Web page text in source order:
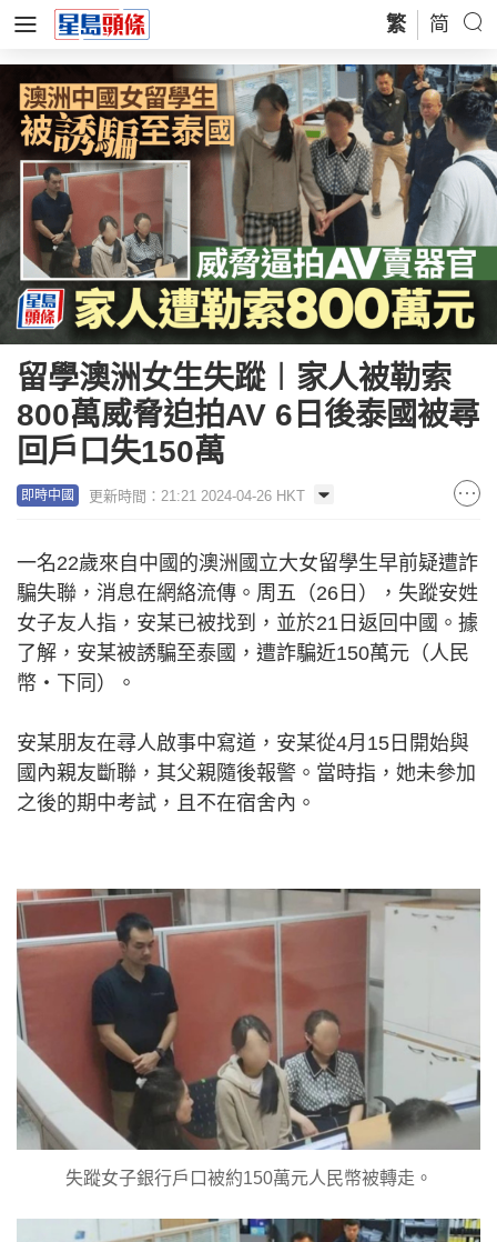
繁 简
留學澳洲女生失蹤︱家人被勒索
800萬威脅迫拍AV 6日後泰國被尋
回戶口失150萬
即時中國 更新時間：21:21 2024-04-26 HKT
一名22歲來自中國的澳洲國立大女留學生早前疑遭詐
騙失聯，消息在網絡流傳。周五（26日），失蹤安姓
女子友人指，安某已被找到，並於21日返回中國。據
了解，安某被誘騙至泰國，遭詐騙近150萬元（人民
幣‧下同）。
安某朋友在尋人啟事中寫道，安某從4月15日開始與
國內親友斷聯，其父親隨後報警。當時指，她未參加
之後的期中考試，且不在宿舍內。
失蹤女子銀行戶口被約150萬元人民幣被轉走。